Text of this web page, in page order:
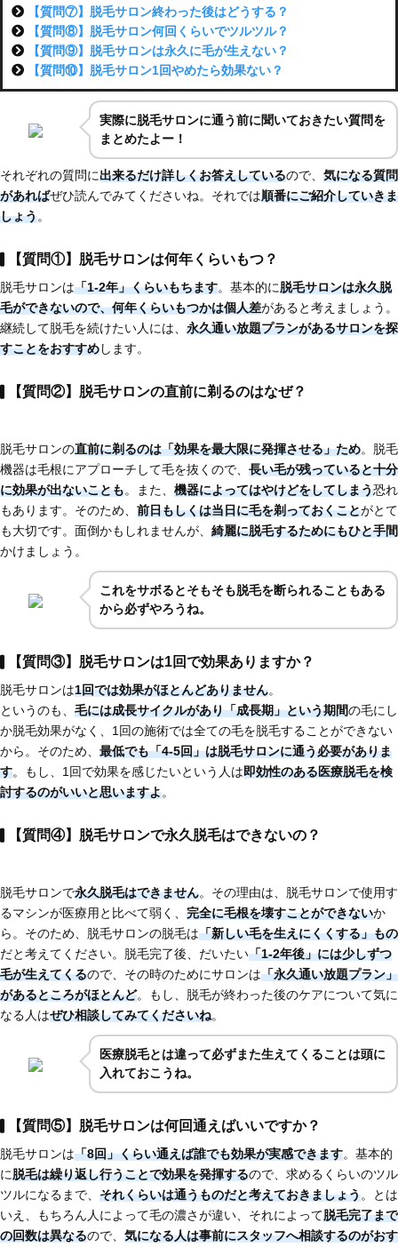
【質問⑦】脱毛サロン終わった後はどうする？
【質問⑧】脱毛サロン何回くらいでツルツル？
【質問⑨】脱毛サロンは永久に毛が生えない？
【質問⑩】脱毛サロン1回やめたら効果ない？
実際に脱毛サロンに通う前に聞いておきたい質問を
まとめたよー！
それぞれの質問に出来るだけ詳しくお答えしているので、 気になる質問
があればぜひ読んでみてくださいね。それでは順番にご紹介していきま
しょう。
【質問①】脱毛サロンは何年くらいもつ？
脱毛サロンは「1-2年」くらいもちます。基本的に脱毛サロンは永久脱
毛ができないので、何年くらいもつかは個人差があると考えましょう。
継続して脱毛を続けたい人には、 永久通い放題プランがあるサロンを探
すことをおすすめします。
【質問②】脱毛サロンの直前に剃るのはなぜ？
脱毛サロンの直前に剃るのは「効果を最大限に発揮させる」ため。脱毛
機器は毛根にアプローチして毛を抜くので、 長い毛が残っていると十分
に効果が出ないことも。また、 機器によってはやけどをしてしまう恐れ
もあります。そのため、 前日もしくは当日に毛を剃っておくことがとて
も大切です。面倒かもしれませんが、 綺麗に脱毛するためにもひと手間
かけましょう。
これをサボるとそもそも脱毛を断られることもある
から必ずやろうね。
【質問③】脱毛サロンは1回で効果ありますか？
脱毛サロンは1回では効果がほとんどありません。
というのも、 毛には成長サイクルがあり「成長期」という期間の毛にし
か脱毛効果がなく、1回の施術では全ての毛を脱毛することができない
から。そのため、 最低でも「4-5回」は脱毛サロンに通う必要がありま
す。もし、1回で効果を感じたいという人は即効性のある医療脱毛を検
討するのがいいと思いますよ。
【質問④】脱毛サロンで永久脱毛はできないの？
脱毛サロンで永久脱毛はできません。その理由は、脱毛サロンで使用す
るマシンが医療用と比べて弱く、 完全に毛根を壊すことができないか
ら。そのため、脱毛サロンの脱毛は「新しい毛を生えにくくする」もの
だと考えてください。脱毛完了後、だいたい「1-2年後」には少しずつ
毛が生えてくるので、その時のためにサロンは「永久通い放題プラン」
があるところがほとんど。もし、脱毛が終わった後のケアについて気に
なる人はぜひ相談してみてくださいね。
医療脱毛とは違って必ずまた生えてくることは頭に
入れておこうね。
【質問⑤】脱毛サロンは何回通えばいいですか？
脱毛サロンは「8回」くらい通えば誰でも効果が実感できます。基本的
に脱毛は繰り返し行うことで効果を発揮するので、求めるくらいのツル
ツルになるまで、 それくらいは通うものだと考えておきましょう。とは
いえ、もちろん人によって毛の濃さが違い、それによって脱毛完了まで
の回数は異なるので、 気になる人は事前にスタッフへ相談するのがおす